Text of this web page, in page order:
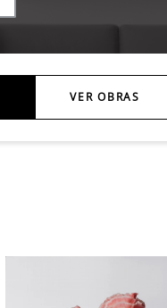
VER OBRAS